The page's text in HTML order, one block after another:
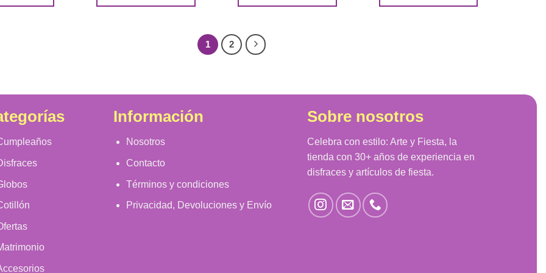
1 2
Información
Nosotros
Contacto
Términos y condiciones
Privacidad, Devoluciones y Envío
Sobre nosotros
Celebra con estilo: Arte y Fiesta, la
tienda con 30+ años de experiencia en
disfraces y artículos de fiesta.